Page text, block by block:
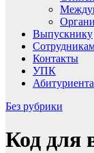
Выпускнику
Контакты
УПК
Без рубрики
Код для